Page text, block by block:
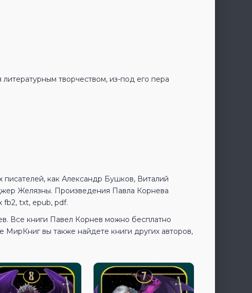
творчеством, из-под его пера
писателей, как Александр Бушков, Виталий
Желязны. Произведения Павла Корнева
fb2, txt, epub, pdf.
Все книги Павел Корнев можно бесплатно
вы также найдете книги других авторов,